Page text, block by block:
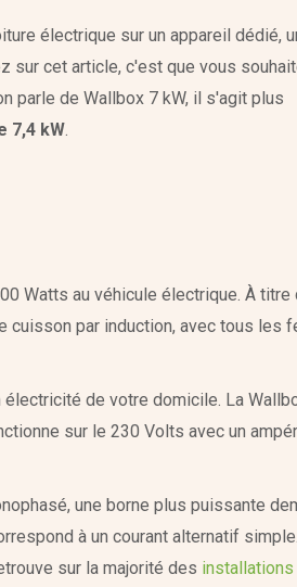
électrique sur un appareil dédié,
sur cet article, c'est que vous
parle de Wallbox 7 kW, il s'agit plus
7,4 kW.
Watts au véhicule électrique. À titre
cuisson par induction, avec tous les
de votre domicile. La
sur le 230 Volts avec un
une borne plus puissante
à un courant alternatif
sur la majorité des installations